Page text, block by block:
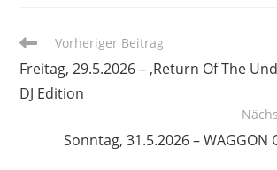
Weitere
ansehen
Vorheriger Beitrag
Freitag, 29.5.2026 – ‚Return Of The
DJ Edition
Sonntag, 31.5.2026 – WAGGON